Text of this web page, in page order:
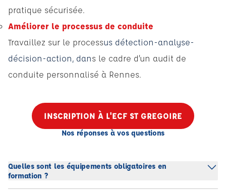
pratique sécurisée.
Améliorer le processus de conduite
Travaillez sur le processus détection-analyse-
décision-action, dans le cadre d’un audit de
conduite personnalisé à Rennes.
INSCRIPTION À L'ECF ST GREGOIRE
Nos réponses à vos questions
Quelles sont les équipements obligatoires en
formation ?